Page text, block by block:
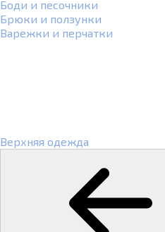
Боди и песочники
Брюки и ползунки
Варежки и перчатки
Верхняя одежда